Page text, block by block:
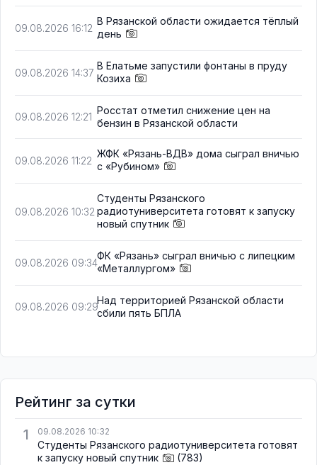
09.08.2026 16:12
В Рязанской области ожидается тёплый
день
09.08.2026 14:37
В Елатьме запустили фонтаны в пруду
Козиха
09.08.2026 12:21
Росстат отметил снижение цен на
бензин в Рязанской области
09.08.2026 11:22
ЖФК «Рязань-ВДВ» дома сыграл вничью
с «Рубином»
09.08.2026 10:32
Студенты Рязанского
радиотуниверситета готовят к запуску
новый спутник
09.08.2026 09:34
ФК «Рязань» сыграл вничью с липецким
«Металлургом»
09.08.2026 09:29
Над территорией Рязанской области
сбили пять БПЛА
Рейтинг за сутки
1
09.08.2026 10:32
Студенты Рязанского радиотуниверситета готовят
к запуску новый спутник
(783)